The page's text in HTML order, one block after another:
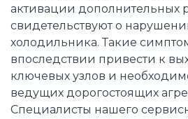
активации дополнительных
свидетельствуют о
холодильника. Такие
впоследствии привести к
ключевых узлов и
ведущих дорогостоящих
Специалисты нашего